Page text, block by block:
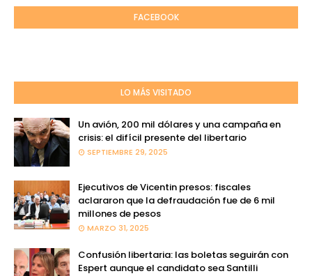
FACEBOOK
LO MÁS VISITADO
Un avión, 200 mil dólares y una campaña en
crisis: el difícil presente del libertario
SEPTIEMBRE 29, 2025
Ejecutivos de Vicentin presos: fiscales
aclararon que la defraudación fue de 6 mil
millones de pesos
MARZO 31, 2025
Confusión libertaria: las boletas seguirán con
Espert aunque el candidato sea Santilli